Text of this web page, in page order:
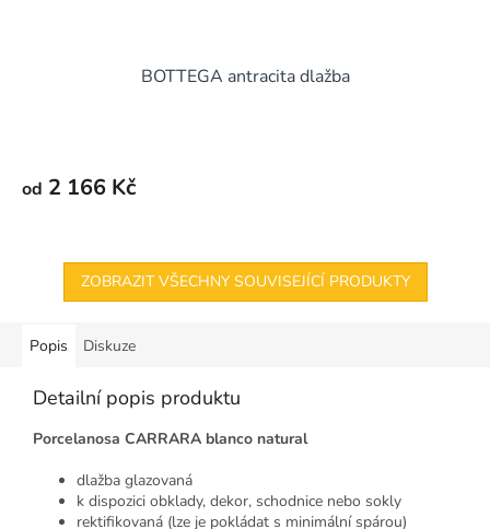
BOTTEGA antracita dlažba
od 2 166 Kč
ZOBRAZIT VŠECHNY SOUVISEJÍCÍ PRODUKTY
Popis Diskuze
Detailní popis produktu
Porcelanosa CARRARA blanco natural
dlažba glazovaná
k dispozici obklady, dekor, schodnice nebo sokly
rektifikovaná (lze je pokládat s minimální spárou)